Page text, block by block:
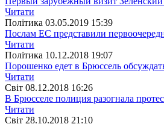
Читати
Полiтика 03.05.2019 15:39
Послам ЕС представили
Читати
Полiтика 10.12.2018 19:07
Порошенко едет в Брюссель
Читати
Свiт 08.12.2018 16:26
В Брюсселе полиция разогнала
Читати
Свiт 28.10.2018 21:10